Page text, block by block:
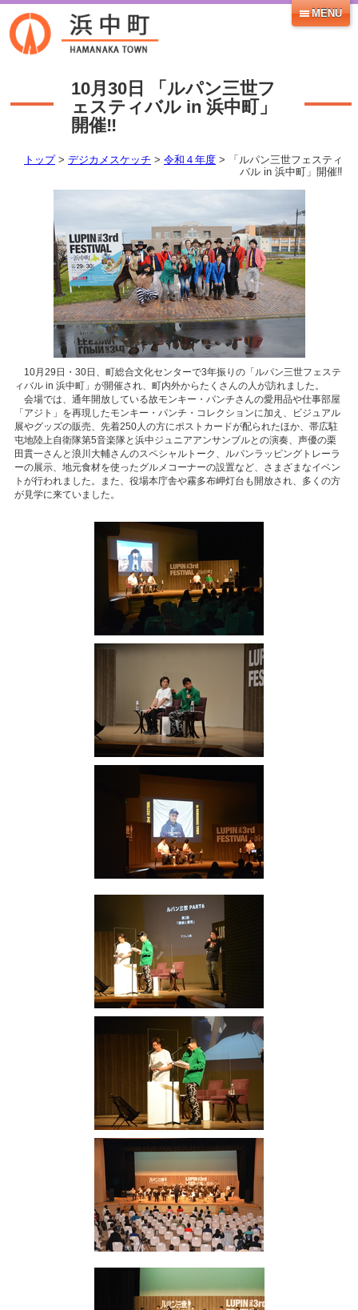
MENU
10月30日
「ルパン三世フ
ェスティバル in 浜中町」
開催‼
トップ> デジカメスケッチ > 令和４年度 > 「ルパン三世フェスティ
バル in 浜中町」開催‼
10月29日・30日、町総合文化センターで3年振りの「ルパン三世フェステ
ィバル in 浜中町」が開催され、町内外からたくさんの人が訪れました。
会場では、通年開放している故モンキー・パンチさんの愛用品や仕事部屋
「アジト」を再現したモンキー・パンチ・コレクションに加え、ビジュアル
展やグッズの販売、先着250人の方にポストカードが配られたほか、帯広駐
屯地陸上自衛隊第5音楽隊と浜中ジュニアアンサンブルとの演奏、声優の栗
田貫一さんと浪川大輔さんのスペシャルトーク、ルパンラッピングトレーラ
ーの展示、地元食材を使ったグルメコーナーの設置など、さまざまなイベン
トが行われました。また、役場本庁舎や霧多布岬灯台も開放され、多くの方
が見学に来ていました。